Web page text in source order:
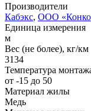
Производители
Кабэкс, ООО
Единица измерения
м
Вес (не более), кг/км
3134
Температура
от -15 до 50
Материал жилы
Медь